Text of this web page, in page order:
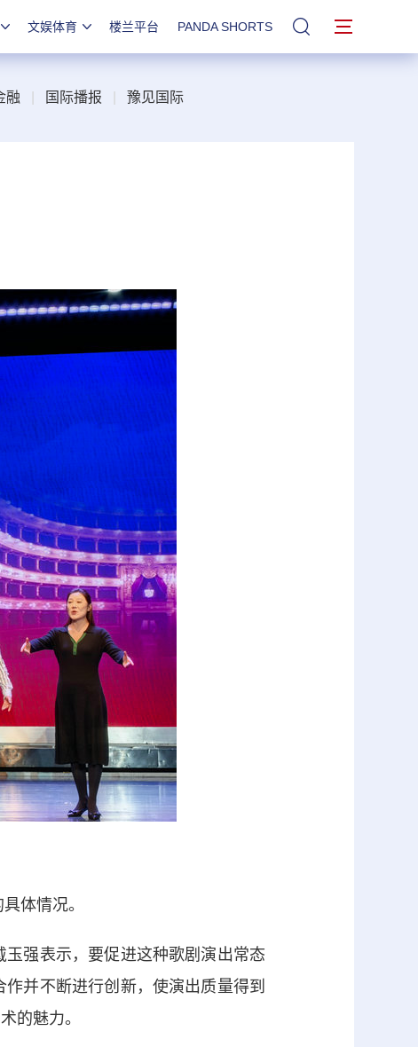
文娱体育 楼兰平台 PANDA SHORTS 站内搜索
融 国际播报 豫见国际
体情况。
强表示，要促进这种歌剧演出常态
并不断进行创新，使演出质量得到
的魅力。